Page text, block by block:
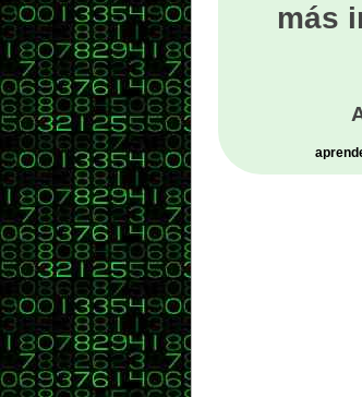
más